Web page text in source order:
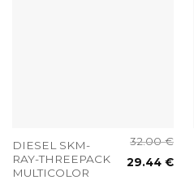
DIESEL SKM-
RAY-THREEPACK
MULTICOLOR
32.00€
29.44€